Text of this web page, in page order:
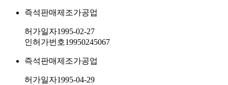
즉석판매제조가공업
허가일자1995-02-27
인허가번호19950245067
즉석판매제조가공업
허가일자1995-04-29